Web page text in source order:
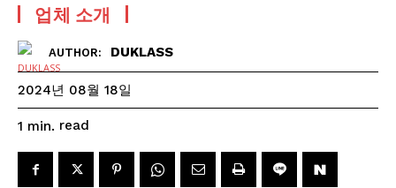
업체 소개
AUTHOR: DUKLASS
2024년 08월 18일
1 min. read